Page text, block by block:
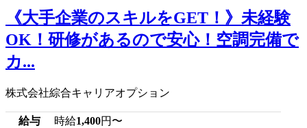
《大手企業のスキルをGET！》未経験
OK！研修があるので安心！空調完備で
カ...
株式会社綜合キャリアオプション
給与 時給1,400円〜